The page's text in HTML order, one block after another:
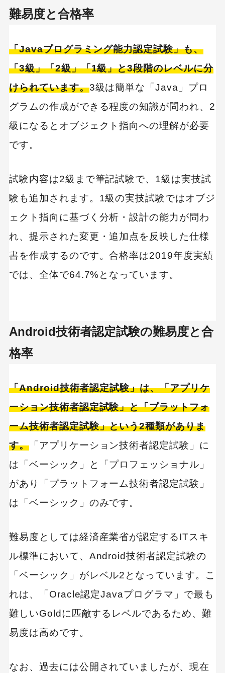
難易度と合格率
「Javaプログラミング能力認定試験」も、
「3級」「2級」「1級」と3段階のレベルに分
けられています。3級は簡単な「Java」プロ
グラムの作成ができる程度の知識が問われ、2
級になるとオブジェクト指向への理解が必要
です。
試験内容は2級まで筆記試験で、1級は実技試
験も追加されます。1級の実技試験ではオブジ
ェクト指向に基づく分析・設計の能力が問わ
れ、提示された変更・追加点を反映した仕様
書を作成するのです。合格率は2019年度実績
では、全体で64.7%となっています。
Android技術者認定試験の難易度と合
格率
「Android技術者認定試験」は、「アプリケ
ーション技術者認定試験」と「プラットフォ
ーム技術者認定試験」という2種類がありま
す。「アプリケーション技術者認定試験」に
は「ベーシック」と「プロフェッショナル」
があり「プラットフォーム技術者認定試験」
は「ベーシック」のみです。
難易度としては経済産業省が認定するITスキ
ル標準において、Android技術者認定試験の
「ベーシック」がレベル2となっています。こ
れは、「Oracle認定Javaプログラマ」で最も
難しいGoldに匹敵するレベルであるため、難
易度は高めです。
なお、過去には公開されていましたが、現在